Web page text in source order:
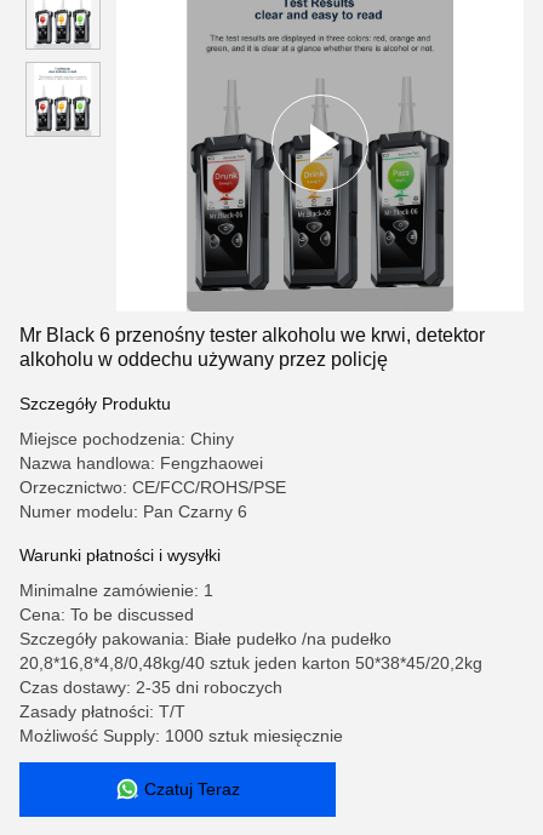
używany przez policję
Mr Black 6 przenośny tester alkoholu we krwi, detektor
alkoholu w oddechu używany przez policję
Szczegóły Produktu
Miejsce pochodzenia: Chiny
Nazwa handlowa: Fengzhaowei
Orzecznictwo: CE/FCC/ROHS/PSE
Numer modelu: Pan Czarny 6
Warunki płatności i wysyłki
Minimalne zamówienie: 1
Cena: To be discussed
Szczegóły pakowania: Białe pudełko /na pudełko
20,8*16,8*4,8/0,48kg/40 sztuk jeden karton 50*38*45/20,2kg
Czas dostawy: 2-35 dni roboczych
Zasady płatności: T/T
Możliwość Supply: 1000 sztuk miesięcznie
Czatuj Teraz